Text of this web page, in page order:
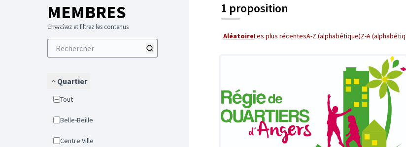
MEMBRES
Cherchez et filtrez les contenus
Quartier
Tout
Belle-Beille
Centre Ville
1 proposition
AléatoireLes plus récentesA-Z (alphabétique)Z-A